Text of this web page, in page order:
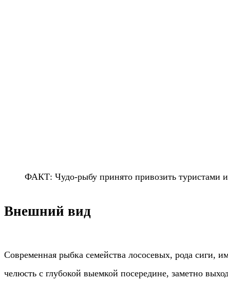
ФАКТ: Чудо-рыбу принято привозить туристами и
Внешний вид
Современная рыбка семейства лососевых, рода сиги,
челюсть с глубокой выемкой посередине, заметно